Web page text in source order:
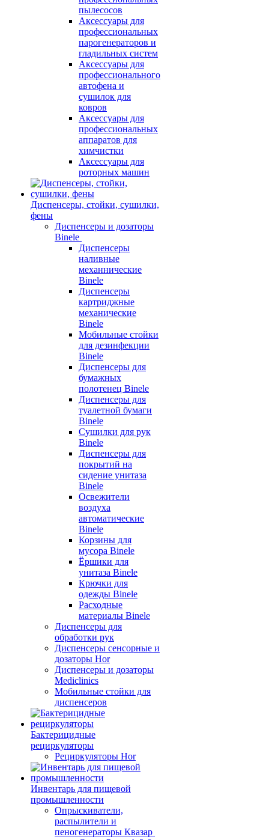
пылесосов
Аксессуары для
профессиональных
парогенераторов и
гладильных систем
Аксессуары для
профессионального
автофена и
сушилок для
ковров
Аксессуары для
профессиональных
аппаратов для
химчистки
Аксессуары для
роторных машин
Диспенсеры, стойки, сушилки,
фены
Диспенсеры и дозаторы
Binele
Диспенсеры
наливные
механнические
Binele
Диспенсеры
картриджные
механические
Binele
Мобильные стойки
для дезинфекции
Binele
Диспенсеры для
бумажных
полотенец Binele
Диспенсеры для
туалетной бумаги
Binele
Сушилки для рук
Binele
Диспенсеры для
покрытий на
сидение унитаза
Binele
Освежители
воздуха
автоматические
Binele
Корзины для
мусора Binele
Ёршики для
унитаза Binele
Крючки для
одежды Binele
Расходные
материалы Binele
Диспенсеры для
обработки рук
Диспенсеры сенсорные и
дозаторы Hor
Диспенсеры и дозаторы
Mediclinics
Мобильные стойки для
диспенсеров
Бактерицидные
рециркуляторы
Рециркуляторы Hor
Инвентарь для пищевой
промышленности
Опрыскиватели,
распылители и
пеногенераторы Квазар